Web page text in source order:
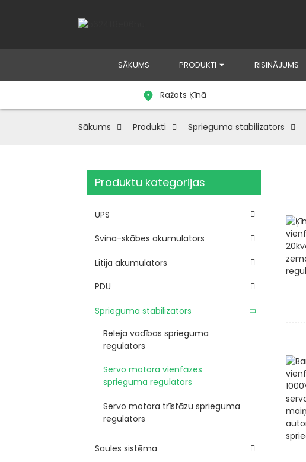
SĀKUMS PRODUKTI RISINĀJUMS
Ražots Ķīnā
Sākums Produkti Sprieguma stabilizators
Produktu kategorijas
UPS
Svina-skābes akumulators
Litija akumulators
PDU
Sprieguma stabilizators
Releja vadības sprieguma
regulators
Servo motora vienfāzes
sprieguma regulators
Servo motora trīsfāzu sprieguma
regulators
Saules sistēma